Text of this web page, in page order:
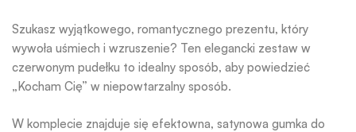
Szukasz wyjątkowego, romantycznego prezentu, który
wywoła uśmiech i wzruszenie? Ten elegancki zestaw w
czerwonym pudełku to idealny sposób, aby powiedzieć
„Kocham Cię” w niepowtarzalny sposób.
W komplecie znajduje się efektowna, satynowa gumka do